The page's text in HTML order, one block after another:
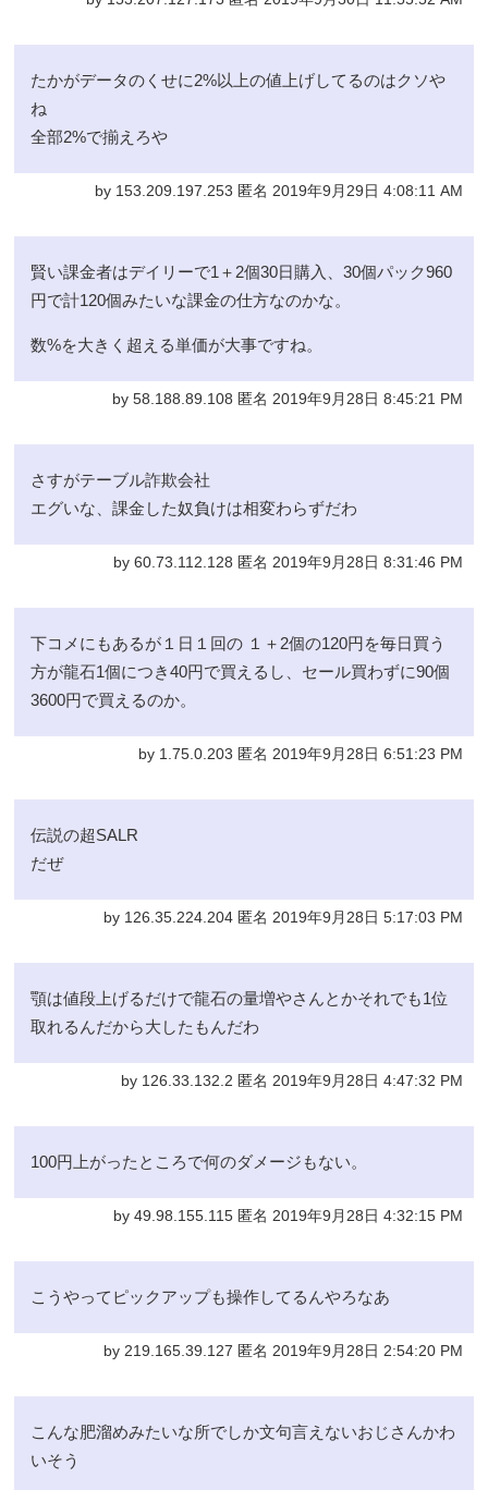
たかがデータのくせに2%以上の値上げしてるのはクソや
ね
全部2%で揃えろや
by 153.209.197.253 匿名 2019年9月29日 4:08:11 AM
賢い課金者はデイリーで1＋2個30日購入、30個パック960
円で計120個みたいな課金の仕方なのかな。
数%を大きく超える単価が大事ですね。
by 58.188.89.108 匿名 2019年9月28日 8:45:21 PM
さすがテーブル詐欺会社
エグいな、課金した奴負けは相変わらずだわ
by 60.73.112.128 匿名 2019年9月28日 8:31:46 PM
下コメにもあるが１日１回の １＋2個の120円を毎日買う
方が龍石1個につき40円で買えるし、セール買わずに90個
3600円で買えるのか。
by 1.75.0.203 匿名 2019年9月28日 6:51:23 PM
伝説の超SALR
だぜ
by 126.35.224.204 匿名 2019年9月28日 5:17:03 PM
顎は値段上げるだけで龍石の量増やさんとかそれでも1位
取れるんだから大したもんだわ
by 126.33.132.2 匿名 2019年9月28日 4:47:32 PM
100円上がったところで何のダメージもない。
by 49.98.155.115 匿名 2019年9月28日 4:32:15 PM
こうやってピックアップも操作してるんやろなあ
by 219.165.39.127 匿名 2019年9月28日 2:54:20 PM
こんな肥溜めみたいな所でしか文句言えないおじさんかわ
いそう